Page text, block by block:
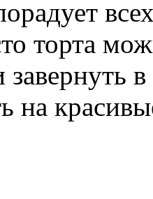
торта
на